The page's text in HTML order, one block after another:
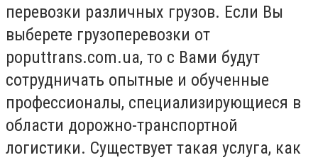
перевозки различных грузов. Если Вы
выберете грузоперевозки от
poputtrans.com.ua, то с Вами будут
сотрудничать опытные и обученные
профессионалы, специализирующиеся в
области дорожно-транспортной
логистики. Существует такая услуга, как